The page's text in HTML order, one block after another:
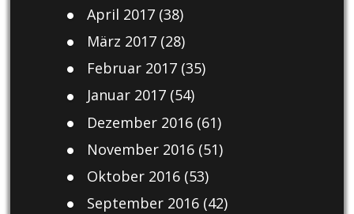
April 2017(38)
März 2017(28)
Februar 2017(35)
Januar 2017(54)
Dezember 2016(61)
November 2016(51)
Oktober 2016(53)
September 2016(42)